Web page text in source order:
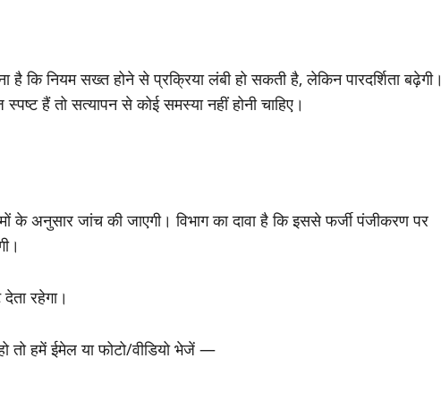
कि नियम सख्त होने से प्रक्रिया लंबी हो सकती है, लेकिन पारदर्शिता बढ़ेगी।
हैं तो सत्यापन से कोई समस्या नहीं होनी चाहिए।
के अनुसार जांच की जाएगी। विभाग का दावा है कि इससे फर्जी पंजीकरण पर
रहेगा।
तो हमें ईमेल या फोटो/वीडियो भेजें —